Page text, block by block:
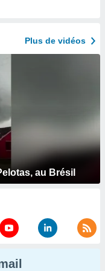
Plus de vidéos
au Brésil